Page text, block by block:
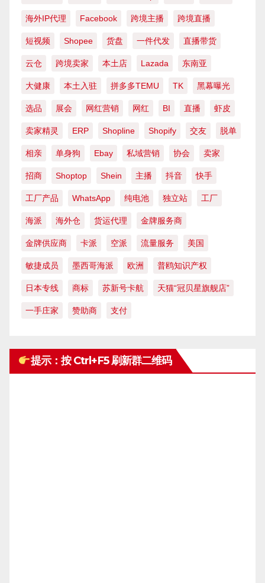
海外IP代理 Facebook 跨境主播 跨境直播
短视频 Shopee 货盘 一件代发 直播带货
云仓 跨境卖家 本土店 Lazada 东南亚
大健康 本土入驻 拼多多TEMU TK 黑幕曝光
选品 展会 网红营销 网红 BI 直播 虾皮
卖家精灵 ERP Shopline Shopify 交友 脱单
相亲 单身狗 Ebay 私域营销 协会 卖家
招商 Shoptop Shein 主播 抖音 快手
工厂产品 WhatsApp 纯电池 独立站 工厂
海派 海外仓 货运代理 金牌服务商
金牌供应商 卡派 空派 流量服务 美国
敏捷成员 墨西哥海派 欧洲 普鸥知识产权
日本专线 商标 苏新号卡航 天猫“冠贝星旗舰店”
一手庄家 赞助商 支付
提示：按 Ctrl+F5 刷新群二维码